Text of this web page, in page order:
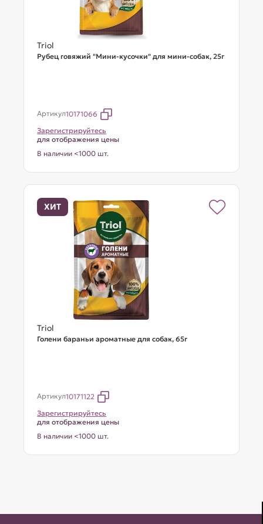
Triol
Рубец говяжий "Мини-кусочки" для мини-собак, 25г
Артикул10171066
Зарегистрируйтесь
для отображения цены
В наличии <1000 шт.
ХИТ
Triol
Голени бараньи ароматные для собак, 65г
Артикул10171122
Зарегистрируйтесь
для отображения цены
В наличии <1000 шт.